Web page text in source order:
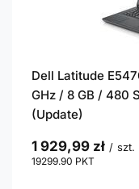
Dell Latitude
GHz / 8 GB / 480
(Update)
1 929,99 zł / szt.
19299.90 PKT